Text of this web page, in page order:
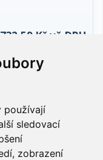
používají
sledovací
zobrazení
732,59 Kč vč.DPH